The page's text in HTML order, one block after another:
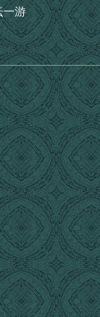
一游